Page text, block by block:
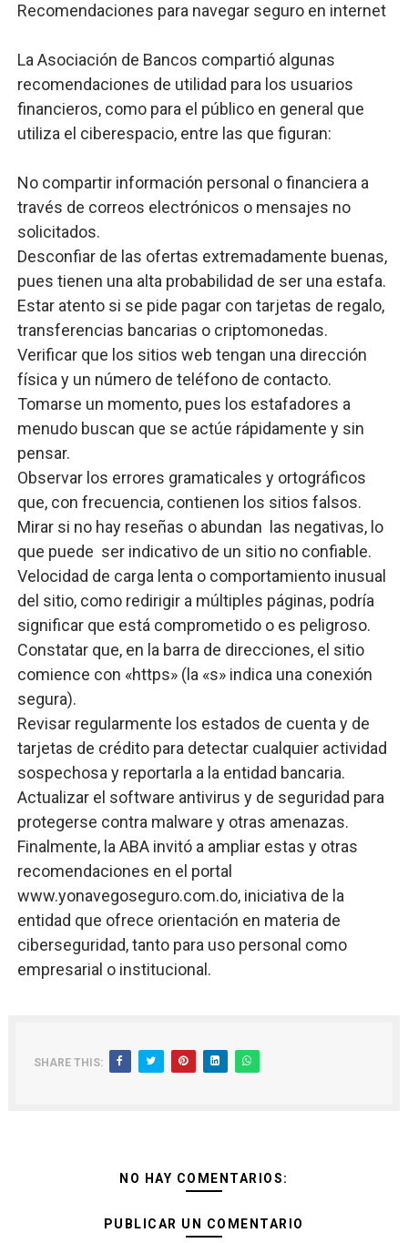
Recomendaciones para navegar seguro en internet
La Asociación de Bancos compartió algunas
recomendaciones de utilidad para los usuarios
financieros, como para el público en general que
utiliza el ciberespacio, entre las que figuran:
No compartir información personal o financiera a
través de correos electrónicos o mensajes no
solicitados.
Desconfiar de las ofertas extremadamente buenas,
pues tienen una alta probabilidad de ser una estafa.
Estar atento si se pide pagar con tarjetas de regalo,
transferencias bancarias o criptomonedas.
Verificar que los sitios web tengan una dirección
física y un número de teléfono de contacto.
Tomarse un momento, pues los estafadores a
menudo buscan que se actúe rápidamente y sin
pensar.
Observar los errores gramaticales y ortográficos
que, con frecuencia, contienen los sitios falsos.
Mirar si no hay reseñas o abundan las negativas, lo
que puede ser indicativo de un sitio no confiable.
Velocidad de carga lenta o comportamiento inusual
del sitio, como redirigir a múltiples páginas, podría
significar que está comprometido o es peligroso​.
Constatar que, en la barra de direcciones, el sitio
comience con «https» (la «s» indica una conexión
segura).
Revisar regularmente los estados de cuenta y de
tarjetas de crédito para detectar cualquier actividad
sospechosa y reportarla a la entidad bancaria.
Actualizar el software antivirus y de seguridad para
protegerse contra malware y otras amenazas.
Finalmente, la ABA invitó a ampliar estas y otras
recomendaciones en el portal
www.yonavegoseguro.com.do, iniciativa de la
entidad que ofrece orientación en materia de
ciberseguridad, tanto para uso personal como
empresarial o institucional.
SHARE THIS:
NO HAY COMENTARIOS:
PUBLICAR UN COMENTARIO